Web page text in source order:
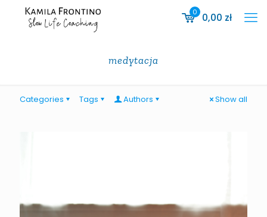
0 0,00 zł
medytacja
Categories Tags Authors Show all